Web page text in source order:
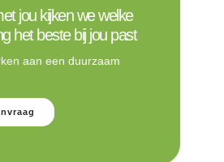
jou kijken we welke
het beste bij jou past
aan een duurzaam